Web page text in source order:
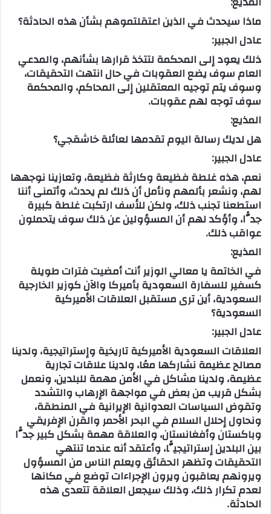
ماذا سيحدث في الذين اعتقلتموهم بشأن هذه الحادثة؟
عادل الجبير:
ذلك يعود إلى المحكمة لتتخذ قرارها بشأنهم، والمدعي
العام سوف يضع العقوبات في حال انتهت التحقيقات،
وسوف يتم توجيه المعتقلين إلى المحاكم، والمحكمة
سوف توجه لهم عقوبات.
المذيع:
هل لديك رسالة اليوم تقدمها لعائلة خاشقجي؟
عادل الجبير:
نعم، هذه غلطة فظيعة وكارثة فظيعة، وتعازينا نوجهها
لهم، ونشعر بألمهم ونأمل أن ذلك لم يحدث، وأتمنى أننا
استطعنا تجنب ذلك، ولكن للأسف ارتكبت غلطة كبيرة
جدًّا، وأؤكد لهم أن المسؤولين عن ذلك سوف يتحملون
عواقب ذلك.
المذيع:
في الخاتمة يا معالي الوزير أنت أمضيت فترات طويلة
كسفير للسفارة السعودية بأميركا والآن كوزير الخارجية
السعودية، أين ترى مستقبل العلاقات الأميركية
السعودية؟
عادل الجبير:
العلاقات السعودية الأميركية تاريخية وإستراتيجية، ولدينا
مصالح عظيمة نشاركها معًا، ولدينا علاقات تجارية
عظيمة، ولدينا مشاكل في الأمن مهمة للبلدين، ونعمل
بشكل قريب من بعض في مواجهة الإرهاب والتشدد
وتقوض السياسات العدوانية الإيرانية في المنطقة،
ونحاول إحلال السلام في البحر الأحمر والقرن الإفريقي
وباكستان وأفغانستان، والعلاقة مهمة بشكل كبير جدًّا
بين البلدين إستراتيجيًّا، وأعتقد أنه عندما تنتهي
التحقيقات وتظهر الحقائق ويعلم الناس من المسؤول
ويرونهم يعاقبون ويرون الإجراءات توضع في مكانها
لعدم تكرار ذلك، وذلك سيجعل العلاقة تتعدى هذه
الحادثة.